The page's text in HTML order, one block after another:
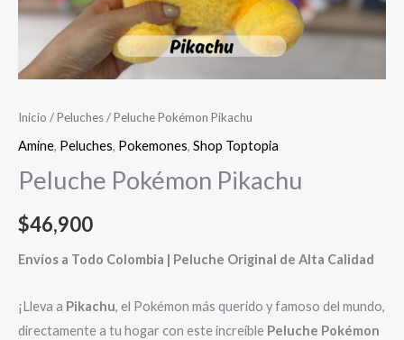
Inicio /Peluches/ Peluche Pokémon Pikachu
Amine, Peluches, Pokemones, Shop Toptopia
Peluche Pokémon Pikachu
$46,900
Envíos a Todo Colombia | Peluche Original de Alta Calidad
¡Lleva a Pikachu, el Pokémon más querido y famoso del mundo,
directamente a tu hogar con este increíble Peluche Pokémon